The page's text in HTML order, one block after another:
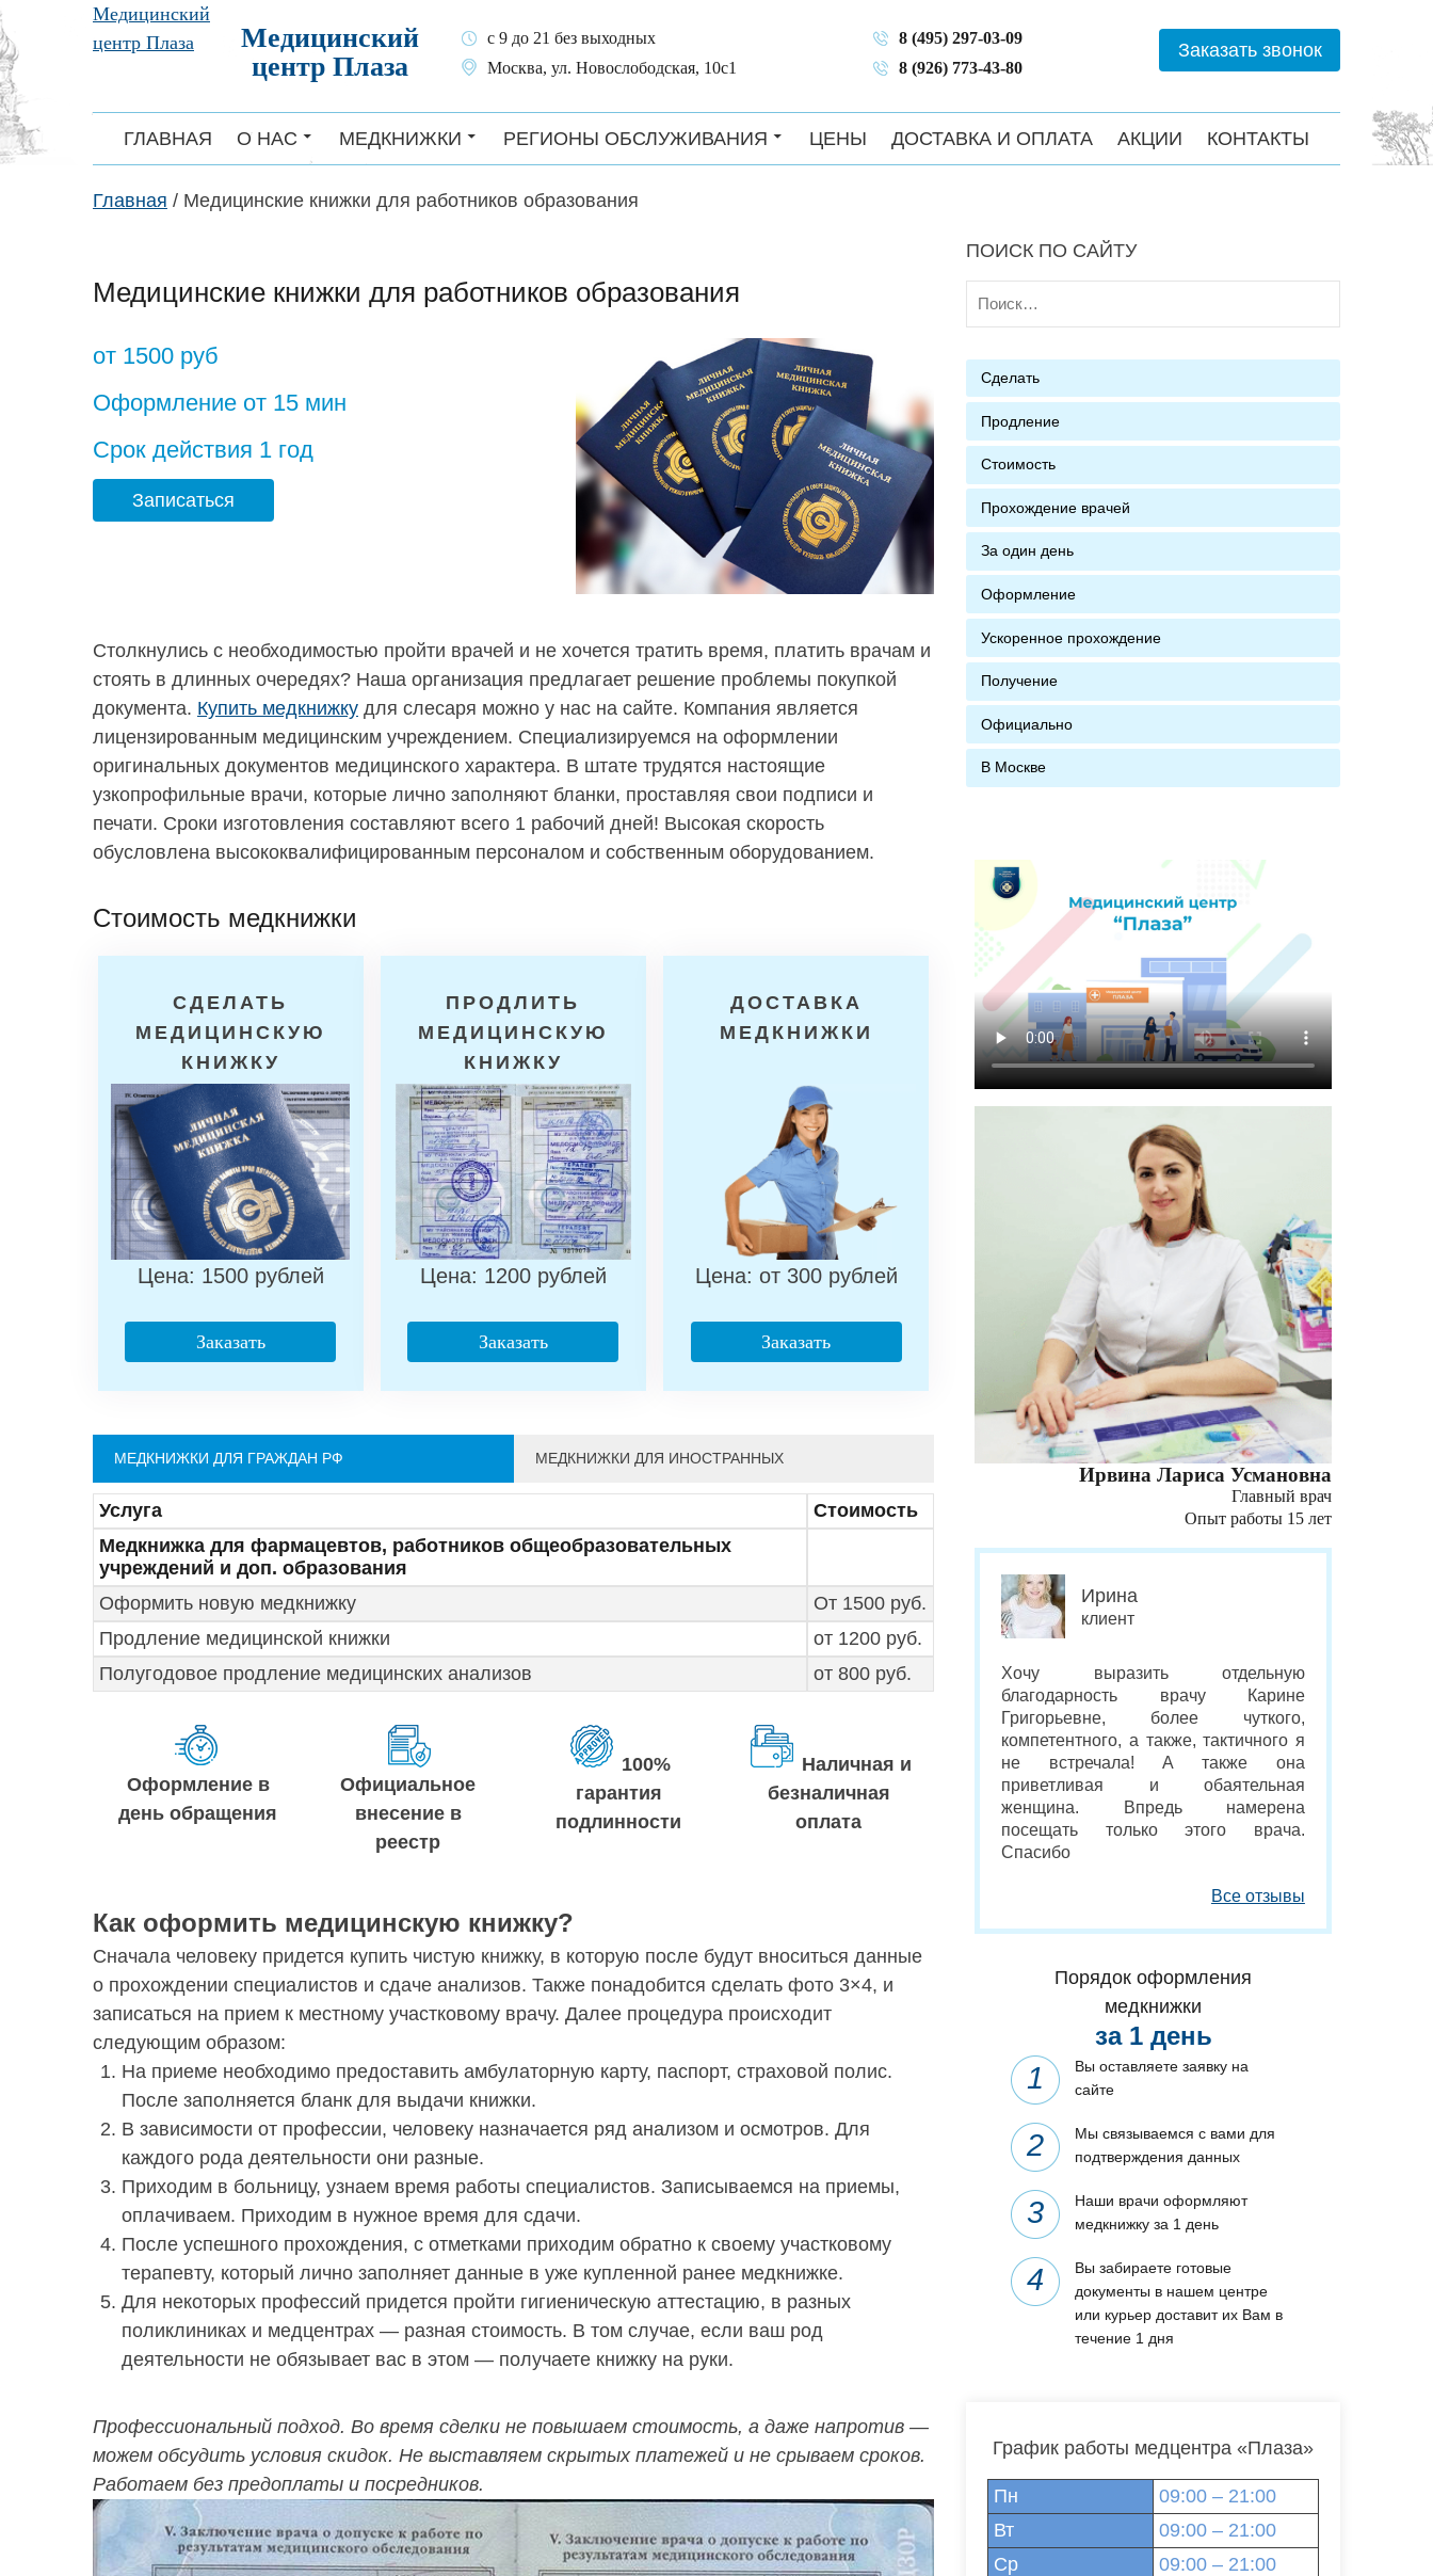
Skip
to
content
Медицинский
центр Плаза
Медицинский
центр Плаза
с 9 до 21 без выходных
Москва, ул. Новослободская, 10с1
8 (495) 297-03-09
8 (926) 773-43-80
Заказать звонок
ГЛАВНАЯ О НАС МЕДКНИЖКИ РЕГИОНЫ ОБСЛУЖИВАНИЯ ЦЕНЫ ДОСТАВКА И ОПЛАТА АКЦИИ КОНТАКТЫ
Главная / Медицинские книжки для работников образования
Медицинские книжки для работников образования
от 1500 руб
Оформление от 15 мин
Срок действия 1 год
Записаться
Столкнулись с необходимостью пройти врачей и не хочется тратить время, платить врачам и
стоять в длинных очередях? Наша организация предлагает решение проблемы покупкой
документа. Купить медкнижку для слесаря можно у нас на сайте. Компания является
лицензированным медицинским учреждением. Специализируемся на оформлении
оригинальных документов медицинского характера. В штате трудятся настоящие
узкопрофильные врачи, которые лично заполняют бланки, проставляя свои подписи и
печати. Сроки изготовления составляют всего 1 рабочий дней! Высокая скорость
обусловлена высококвалифицированным персоналом и собственным оборудованием.
Стоимость медкнижки
СДЕЛАТЬ
МЕДИЦИНСКУЮ
КНИЖКУ
Цена: 1500 рублей
Заказать
ПРОДЛИТЬ
МЕДИЦИНСКУЮ
КНИЖКУ
Цена: 1200 рублей
Заказать
ДОСТАВКА
МЕДКНИЖКИ
Цена: от 300 рублей
Заказать
МЕДКНИЖКИ ДЛЯ ГРАЖДАН РФ МЕДКНИЖКИ ДЛЯ ИНОСТРАННЫХ
Услуга
Стоимость
Медкнижка для фармацевтов, работников общеобразовательных
учреждений и доп. образования
Оформить новую медкнижку
От 1500 руб.
Продление медицинской книжки
от 1200 руб.
Полугодовое продление медицинских анализов
от 800 руб.
Оформление в
день обращения
Официальное
внесение в
реестр
100%
гарантия
подлинности
Наличная и
безналичная
оплата
Как оформить медицинскую книжку?
Сначала человеку придется купить чистую книжку, в которую после будут вноситься данные
о прохождении специалистов и сдаче анализов. Также понадобится сделать фото 3×4, и
записаться на прием к местному участковому врачу. Далее процедура происходит
следующим образом:
На приеме необходимо предоставить амбулаторную карту, паспорт, страховой полис.
После заполняется бланк для выдачи книжки.
В зависимости от профессии, человеку назначается ряд анализом и осмотров. Для
каждого рода деятельности они разные.
Приходим в больницу, узнаем время работы специалистов. Записываемся на приемы,
оплачиваем. Приходим в нужное время для сдачи.
После успешного прохождения, с отметками приходим обратно к своему участковому
терапевту, который лично заполняет данные в уже купленной ранее медкнижке.
Для некоторых профессий придется пройти гигиеническую аттестацию, в разных
поликлиниках и медцентрах — разная стоимость. В том случае, если ваш род
деятельности не обязывает вас в этом — получаете книжку на руки.
Профессиональный подход. Во время сделки не повышаем стоимость, а даже напротив —
можем обсудить условия скидок. Не выставляем скрытых платежей и не срываем сроков.
Работаем без предоплаты и посредников.
ПОИСК ПО САЙТУ
Сделать
Продление
Стоимость
Прохождение врачей
За один день
Оформление
Ускоренное прохождение
Получение
Официально
В Москве
Ирвина Лариса Усмановна
Главный врач
Опыт работы 15 лет
Ирина
клиент
Хочу выразить отдельную
благодарность врачу Карине
Григорьевне, более чуткого,
компетентного, а также, тактичного я
не встречала! А также она
приветливая и обаятельная
женщина. Впредь намерена
посещать только этого врача.
Спасибо
Все отзывы
Порядок оформления
медкнижки
за 1 день
Вы оставляете заявку на
сайте
Мы связываемся с вами для
подтверждения данных
Наши врачи оформляют
медкнижку за 1 день
Вы забираете готовые
документы в нашем центре
или курьер доставит их Вам в
течение 1 дня
График работы медцентра «Плаза»
Пн
09:00 – 21:00
Вт
09:00 – 21:00
Ср
09:00 – 21:00